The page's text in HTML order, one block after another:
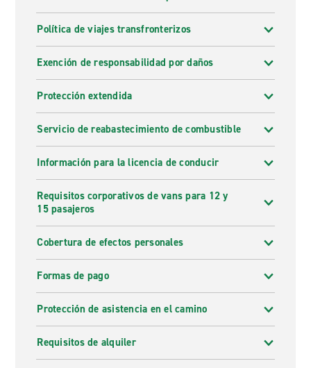
Política de viajes transfronterizos
Exención de responsabilidad por daños
Protección extendida
Servicio de reabastecimiento de combustible
Información para la licencia de conducir
Requisitos corporativos de vans para 12 y
15 pasajeros
Cobertura de efectos personales
Formas de pago
Protección de asistencia en el camino
Requisitos de alquiler